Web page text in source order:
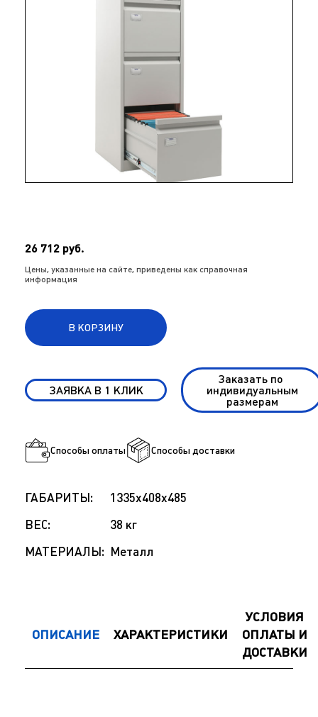
26 712 руб.
Цены, указанные на сайте, приведены как справочная
информация
В КОРЗИНУ
ЗАЯВКА В 1 КЛИК
Заказать по
индивидуальным
размерам
Способы оплаты Способы доставки
ГАБАРИТЫ:
1335x408x485
ВЕС:
38 кг
МАТЕРИАЛЫ: Металл
ОПИСАНИЕ ХАРАКТЕРИСТИКИ
УСЛОВИЯ
ОПЛАТЫ И
ДОСТАВКИ